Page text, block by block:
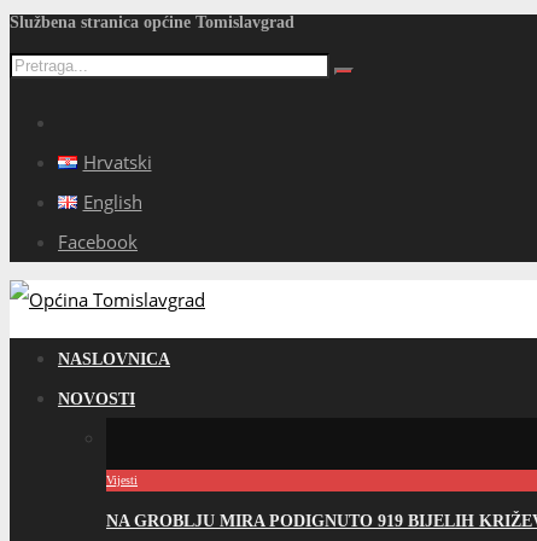
Službena stranica općine Tomislavgrad
Hrvatski
English
Facebook
NASLOVNICA
NOVOSTI
Vijesti
NA GROBLJU MIRA PODIGNUTO 919 BIJELIH